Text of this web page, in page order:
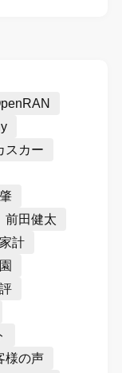
スカー
前田健太
家計
様の声